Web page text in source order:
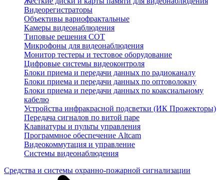
Видеорегистраторы
Объективы вариофрактальные
Камеры видеонаблюдения
Типовые решения СОТ
Микрофоны для видеонаблюдения
Монитор тестеры и тестовое оборудование
Цифровые системы видеоконтроля
Блоки приема и передачи данных по радиоканалу
Блоки приема и передачи данных по оптоволокну
Блоки приема и передачи данных по коаксиальному
кабелю
Устройства инфракрасной подсветки (ИК Прожекторы)
Передача сигналов по витой паре
Клавиатуры и пульты управления
Программное обеспечение Altcam
Видеокоммутация и управление
Системы видеонаблюдения
Средства и системы охранно-пожарной сигнализации